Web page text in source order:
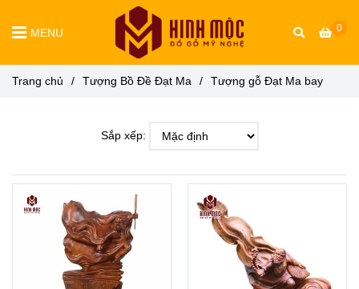
0
MENU
Trang chủ / Tượng Bồ Đề Đạt Ma / Tượng gỗ Đạt Ma bay
Sắp xếp: